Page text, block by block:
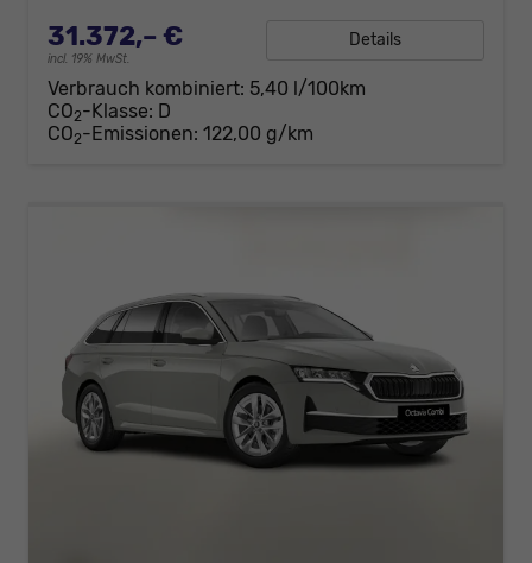
31.372,– €
incl. 19% MwSt.
Details
Verbrauch kombiniert: 5,40 l/100km
CO2-Klasse: D
CO2-Emissionen: 122,00 g/km